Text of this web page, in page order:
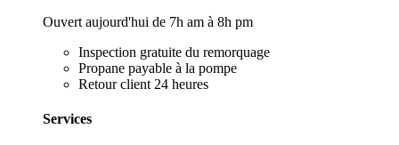
Ouvert aujourd'hui de 7h am à 8h pm
Inspection gratuite du remorquage
Propane payable à la pompe
Retour client 24 heures
Services